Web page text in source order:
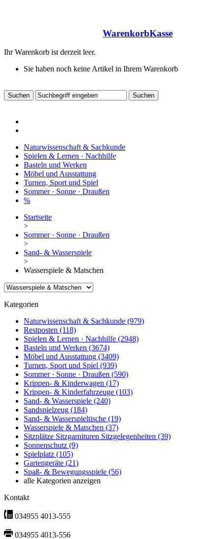
WarenkorbKasse
Ihr Warenkorb ist derzeit leer.
Sie haben noch keine Artikel in Ihrem Warenkorb
Naturwissenschaft & Sachkunde
Spielen & Lernen · Nachhilfe
Basteln und Werken
Möbel und Ausstattung
Turnen, Sport und Spiel
Sommer · Sonne · Draußen
%
Startseite
>
Sommer · Sonne · Draußen
>
Sand- & Wasserspiele
>
Wasserspiele & Matschen
Kategorien
Naturwissenschaft & Sachkunde (979)
Restposten (118)
Spielen & Lernen · Nachhilfe (2948)
Basteln und Werken (3674)
Möbel und Ausstattung (3409)
Turnen, Sport und Spiel (939)
Sommer · Sonne · Draußen (590)
Krippen- & Kinderwagen (17)
Krippen- & Kinderfahrzeuge (103)
Sand- & Wasserspiele (240)
Sandspielzeug (184)
Sand- & Wasserspieltische (19)
Wasserspiele & Matschen (37)
Sitzplätze Sitzgarnituren Sitzgelegenheiten (39)
Sonnenschutz (9)
Spielplatz (105)
Gartengeräte (21)
Spaß- & Bewegungsspiele (56)
alle Kategorien anzeigen
Kontakt
034955 4013-555
034955 4013-556